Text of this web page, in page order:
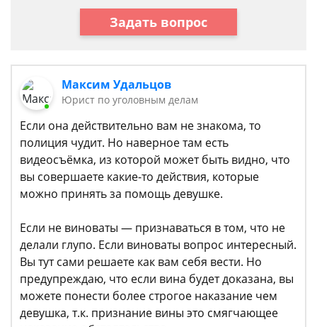
Задать вопрос
Максим Удальцов
Юрист по уголовным делам
Если она действительно вам не знакома, то
полиция чудит. Но наверное там есть
видеосъёмка, из которой может быть видно, что
вы совершаете какие-то действия, которые
можно принять за помощь девушке.
Если не виноваты — признаваться в том, что не
делали глупо. Если виноваты вопрос интересный.
Вы тут сами решаете как вам себя вести. Но
предупреждаю, что если вина будет доказана, вы
можете понести более строгое наказание чем
девушка, т.к. признание вины это смягчающее